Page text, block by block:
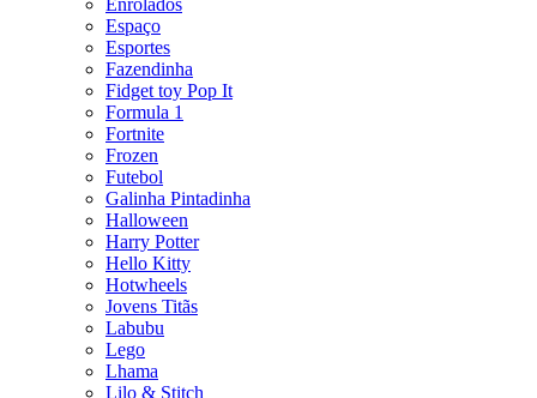
Enrolados
Espaço
Esportes
Fazendinha
Fidget toy Pop It
Formula 1
Fortnite
Frozen
Futebol
Galinha Pintadinha
Halloween
Harry Potter
Hello Kitty
Hotwheels
Jovens Titãs
Labubu
Lego
Lhama
Lilo & Stitch